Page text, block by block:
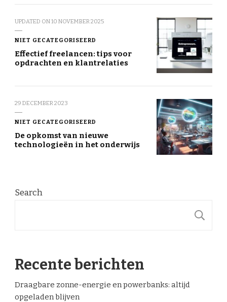
UPDATED ON10 NOVEMBER 2025
NIET GECATEGORISEERD
Effectief freelancen: tips voor
opdrachten en klantrelaties
29 DECEMBER 2023
NIET GECATEGORISEERD
De opkomst van nieuwe
technologieën in het onderwijs
Search
Recente berichten
Draagbare zonne-energie en powerbanks: altijd
opgeladen blijven